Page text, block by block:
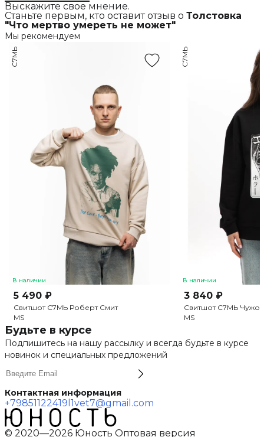
Выскажите свое мнение.
Станьте первым, кто оставит отзыв о Толстовка
"Что мертво умереть не может"
Мы рекомендуем
В наличии
С7МЬ
5 490 ₽
Свитшот С7МЬ Роберт Смит
MS
В наличии
С7МЬ
3 840 ₽
Свитшот С7МЬ Чужой
MS
Будьте в курсе
Подпишитесь на нашу рассылку и всегда будьте в курсе
новинок и специальных предложений
Контактная информация
+79851122419 l1vet7@gmail.com
© 2020—2026 Юность Оптовая версия